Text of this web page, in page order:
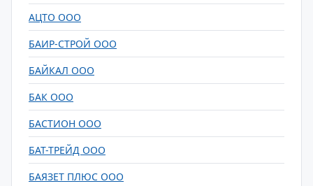
АЦТО ООО
БАИР-СТРОЙ ООО
БАЙКАЛ ООО
БАК ООО
БАСТИОН ООО
БАТ-ТРЕЙД ООО
БАЯЗЕТ ПЛЮС ООО